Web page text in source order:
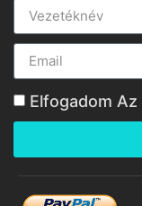
Elfogadom Az